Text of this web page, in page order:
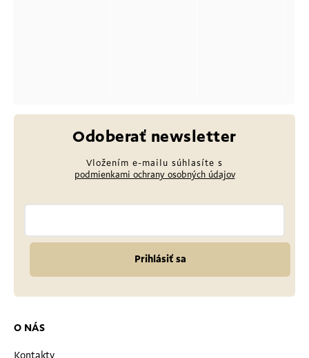
O NÁS
Odoberať newsletter
Vložením e-mailu súhlasíte s
podmienkami ochrany osobných údajov
Prihlásiť sa